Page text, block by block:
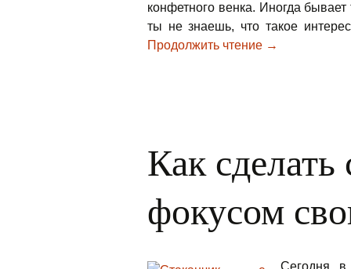
конфетного венка. Иногда
ты не знаешь, что такое
Продолжить чтение →
Как сделать
фокусом
Сегодня